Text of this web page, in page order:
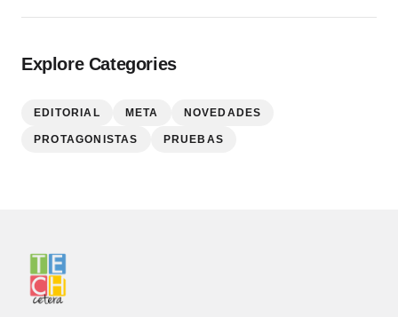
Explore Categories
EDITORIAL META NOVEDADES
PROTAGONISTAS PRUEBAS